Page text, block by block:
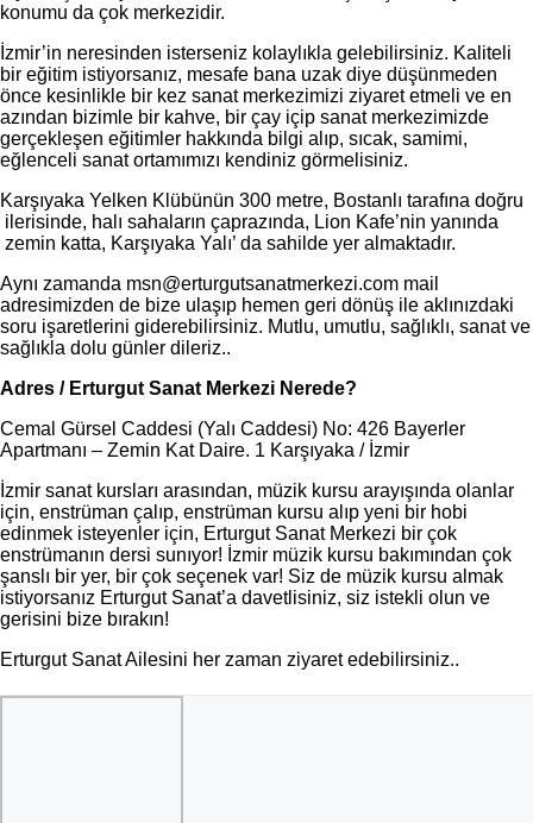
konumu da çok merkezidir.
İzmir’in neresinden isterseniz kolaylıkla gelebilirsiniz. Kaliteli
bir eğitim istiyorsanız, mesafe bana uzak diye düşünmeden
önce kesinlikle bir kez sanat merkezimizi ziyaret etmeli ve en
azından bizimle bir kahve, bir çay içip sanat merkezimizde
gerçekleşen eğitimler hakkında bilgi alıp, sıcak, samimi,
eğlenceli sanat ortamımızı kendiniz görmelisiniz.
Karşıyaka Yelken Klübünün 300 metre, Bostanlı tarafına doğru
ilerisinde, halı sahaların çaprazında, Lion Kafe’nin yanında
zemin katta, Karşıyaka Yalı’ da sahilde yer almaktadır.
Aynı zamanda msn@erturgutsanatmerkezi.com mail
adresimizden de bize ulaşıp hemen geri dönüş ile aklınızdaki
soru işaretlerini giderebilirsiniz. Mutlu, umutlu, sağlıklı, sanat ve
sağlıkla dolu günler dileriz..
Adres / Erturgut Sanat Merkezi Nerede?
Cemal Gürsel Caddesi (Yalı Caddesi) No: 426 Bayerler
Apartmanı – Zemin Kat Daire. 1 Karşıyaka / İzmir
İzmir sanat kursları arasından, müzik kursu arayışında olanlar
için, enstrüman çalıp, enstrüman kursu alıp yeni bir hobi
edinmek isteyenler için, Erturgut Sanat Merkezi bir çok
enstrümanın dersi sunıyor! İzmir müzik kursu bakımından çok
şanslı bir yer, bir çok seçenek var! Siz de müzik kursu almak
istiyorsanız Erturgut Sanat’a davetlisiniz, siz istekli olun ve
gerisini bize bırakın!
Erturgut Sanat Ailesini her zaman ziyaret edebilirsiniz..